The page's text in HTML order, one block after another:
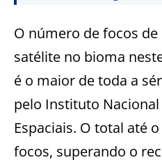
O número de focos
satélite no bioma
é o maior de toda a
pelo Instituto Nacional
Espaciais. O total até
focos, superando o